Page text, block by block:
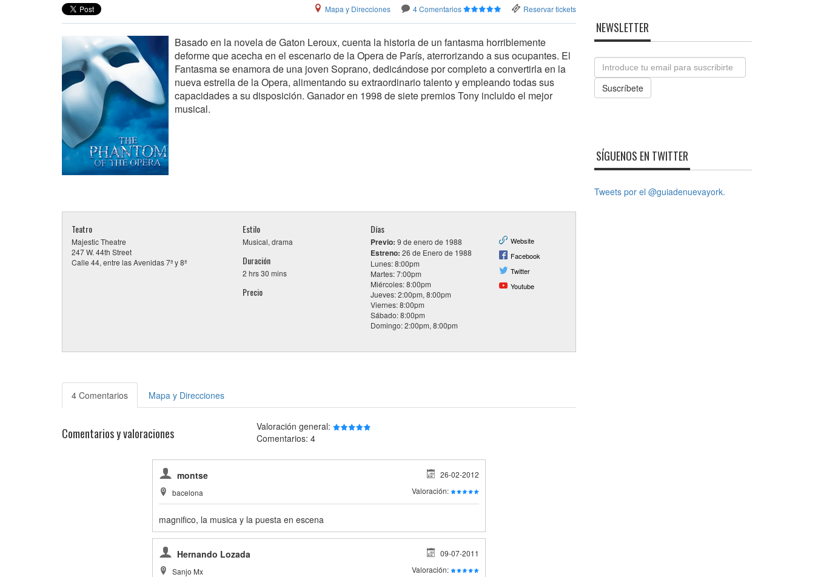
Reservar tickets
4 Comentarios
Mapa y Direcciones
Basado en la novela de Gaton Leroux, cuenta la historia de un fantasma horriblemente
deforme que acecha en el escenario de la Opera de París, aterrorizando a sus ocupantes. El
Fantasma se enamora de una joven Soprano, dedicándose por completo a convertirla en la
nueva estrella de la Opera, alimentando su extraordinario talento y empleando todas sus
capacidades a su disposición. Ganador en 1998 de siete premios Tony incluido el mejor
musical.
Teatro
Majestic Theatre
247 W. 44th Street
Calle 44, entre las Avenidas 7ª y 8ª
Estilo
Musical, drama
Duración
2 hrs 30 mins
Precio
Días
Previo: 9 de enero de 1988
Estreno: 26 de Enero de 1988
Lunes: 8:00pm
Martes: 7:00pm
Miércoles: 8:00pm
Jueves: 2:00pm, 8:00pm
Viernes: 8:00pm
Sábado: 8:00pm
Domingo: 2:00pm, 8:00pm
Website
Facebook
Twitter
Youtube
4 Comentarios Mapa y Direcciones
Comentarios y valoraciones
Valoración general:
Comentarios: 4
montse
bacelona
26-02-2012
Valoración:
magnifico, la musica y la puesta en escena
Hernando Lozada
Sanjo Mx
09-07-2011
Valoración:
NEWSLETTER
Email
Suscríbete
SÍGUENOS EN TWITTER
Tweets por el @guiadenuevayork.